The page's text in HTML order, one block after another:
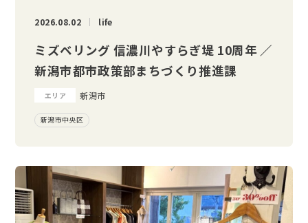
2026.08.02 life
ミズベリング 信濃川やすらぎ堤 10周年 ／
新潟市都市政策部まちづくり推進課
エリア 新潟市
新潟市中央区